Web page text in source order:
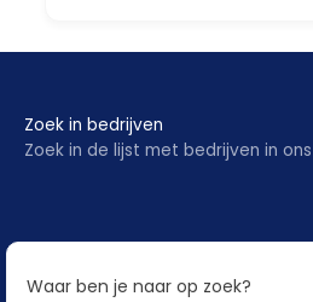
Zoek in bedrijven
Zoek in de lijst met bedrijven in
Waar ben je naar op zoek?